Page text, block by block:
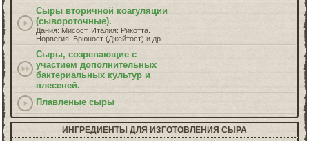
Сыры вторичной коагуляции
(сывороточные).
Дания: Мисост. Италия: Рикотта.
Норвегия: Брюност (Джейтост) и др.
Сыры, созревающие с
участием дополнительных
бактериальных культур и
плесеней.
Плавленые сыры
ИНГРЕДИЕНТЫ ДЛЯ ИЗГОТОВЛЕНИЯ СЫРА